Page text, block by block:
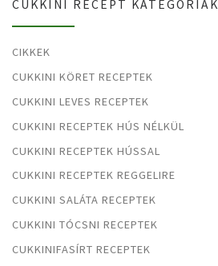
CUKKINI RECEPT KATEGÓRIÁK
CIKKEK
CUKKINI KÖRET RECEPTEK
CUKKINI LEVES RECEPTEK
CUKKINI RECEPTEK HÚS NÉLKÜL
CUKKINI RECEPTEK HÚSSAL
CUKKINI RECEPTEK REGGELIRE
CUKKINI SALÁTA RECEPTEK
CUKKINI TÓCSNI RECEPTEK
CUKKINIFASÍRT RECEPTEK